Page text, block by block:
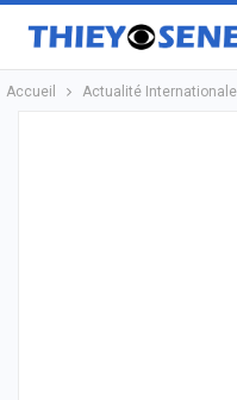
Accueil Actualité Internationale